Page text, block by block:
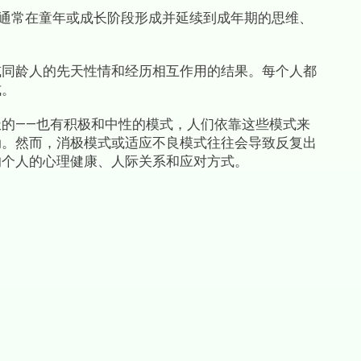
常在童年或成长阶段形成并延续到成年期的思维、
龄人的先天性情和经历相互作用的结果。每个人都
——也有积极和中性的模式，人们依靠这些模式来
然而，消极模式或适应不良模式往往会导致反复出
人的心理健康、人际关系和应对方式。